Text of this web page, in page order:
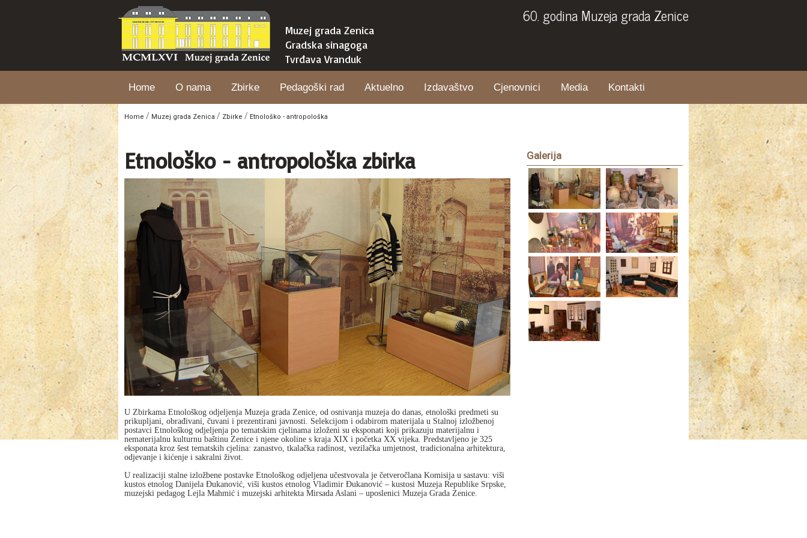
Muzej grada Zenica
Gradska sinagoga
Tvrđava Vranduk
60. godina Muzeja grada Zenice
Home O nama Zbirke Pedagoški rad Aktuelno Izdavaštvo Cjenovnici Media Kontakti
Home / Muzej grada Zenica / Zbirke / Etnološko - antropološka
Etnološko - antropološka zbirka
U Zbirkama Etnološkog odjeljenja Muzeja grada Zenice, od osnivanja muzeja do danas, etnološki predmeti su
prikupljani, obrađivani, čuvani i prezentirani javnosti. Selekcijom i odabirom materijala u Stalnoj izložbenoj
postavci Etnološkog odjeljenja po tematskim cjelinama izloženi su eksponati koji prikazuju materijalnu i
nematerijalnu kulturnu baštinu Zenice i njene okoline s kraja XIX i početka XX vijeka. Predstavljeno je 325
eksponata kroz šest tematskih cjelina: zanastvo, tkalačka radinost, vezilačka umjetnost, tradicionalna arhitektura,
odjevanje i kićenje i sakralni život.
U realizaciji stalne izložbene postavke Etnološkog odjeljena učestvovala je četveročlana Komisija u sastavu: viši
kustos etnolog Danijela Đukanović, viši kustos etnolog Vladimir Đukanović – kustosi Muzeja Republike Srpske,
muzejski pedagog Lejla Mahmić i muzejski arhitekta Mirsada Aslani – uposlenici Muzeja Grada Zenice.
Galerija